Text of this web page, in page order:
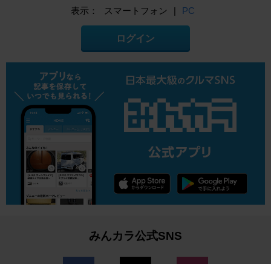
表示： スマートフォン | PC
ログイン
みんカラ公式SNS